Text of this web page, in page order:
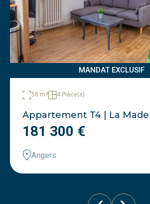
MANDAT EXCLUSIF
58 m² 4 Pièce(s)
181 300 €
Angers